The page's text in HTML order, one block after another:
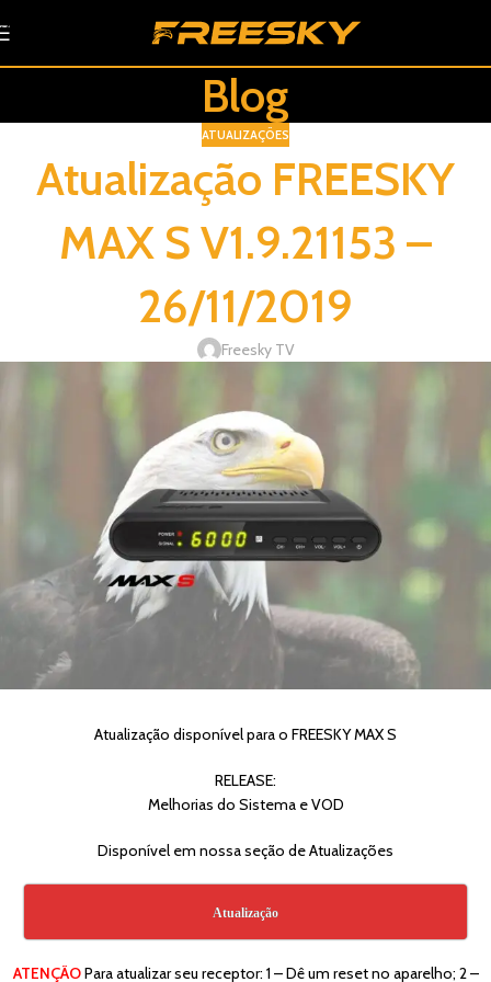
Skip to navigation
Skip to main content
Blog
ATUALIZAÇÕES
Atualização FREESKY
MAX S V1.9.21153 –
26/11/2019
Freesky TV
Atualização disponível para o FREESKY MAX S
RELEASE:
Melhorias do Sistema e VOD
Disponível em nossa seção de Atualizações
Atualização
ATENÇÃOPara atualizar seu receptor: 1 – Dê um reset no aparelho; 2 –